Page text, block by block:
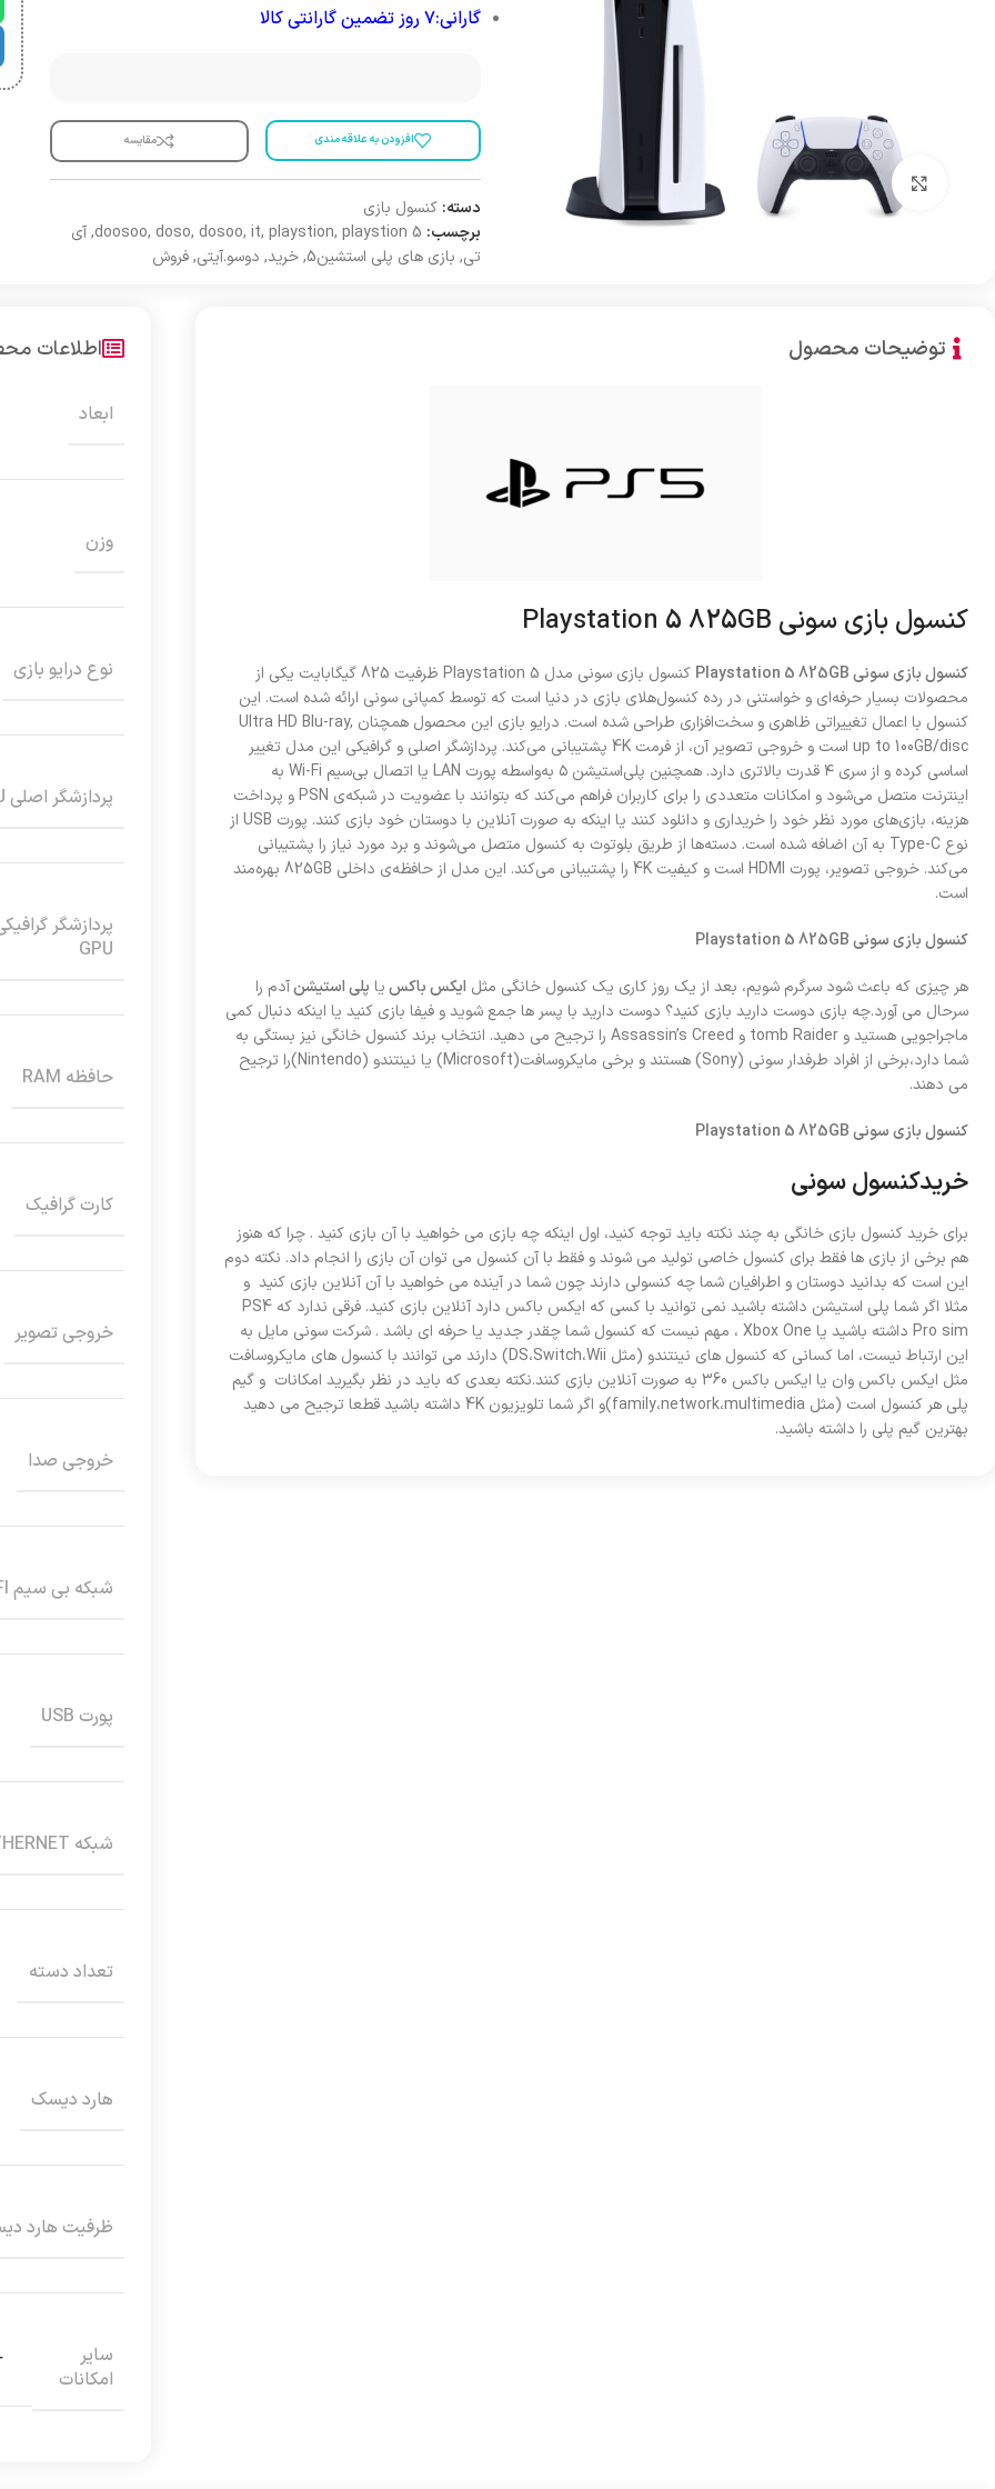
بزرگنمایی تصویر
گارانی:۷ روز تضمین گارانتی کالا
افزودن به علاقه مندی مقایسه
دسته: کنسول بازی
برچسب:
doosoo, doso, dosoo, it, playstion, playstion 5
, آی
تی, بازی های پلی استشین5 , خرید, دوسو.آیتی, فروش
توضیحات محصول
کنسول بازی سونی Playstation 5 825GB
کنسول بازی سونی Playstation 5 825GB
کنسول بازی سونی مدل Playstation 5 ظرفیت 825 گیگابایت یکی از
محصولات بسیار حرفه‌ای و خواستنی در رده کنسول‌هلای بازی در دنیا است که توسط کمپانی سونی ارائه شده است. این
کنسول با اعمال تغییراتی ظاهری و سخت‌افزاری طراحی شده است. درایو بازی این محصول همچنان Ultra HD Blu-ray,
up to 100GB/disc است و خروجی تصویر آن، از فرمت 4K پشتیبانی می‌کند. پردازشگر اصلی و گرافیکی این مدل تغییر
اساسی کرده و از سری ۴ قدرت بالاتری دارد. همچنین پلی‌استیشن ۵ به‌واسطه پورت LAN یا اتصال بی‌سیم Wi-Fi به
اینترنت متصل می‌شود و امکانات متعددی را برای کاربران فراهم می‌کند که بتوانند با عضویت در شبکه‌ی PSN و پرداخت
هزینه، بازی‌های مورد نظر خود را خریداری و دانلود کنند یا اینکه به صورت آنلاین با دوستان خود بازی کنند. پورت‌ USB از
نوع Type-C به آن اضافه شده است. دسته‌ها از طریق بلوتوث به کنسول متصل می‌شوند و برد مورد نیاز را پشتیبانی
می‌کند. خروجی تصویر، پورت HDMI است و کیفیت 4K را پشتیبانی می‌کند. این مدل از حافظه‌ی داخلی 825GB بهره‌مند
است.
کنسول بازی سونی Playstation 5 825GB
هر چیزی که باعث شود سرگرم شویم، بعد از یک روز کاری یک کنسول خانگی مثل ایکس باکسیا پلی استیشنآدم را
سرحال می آورد.چه بازی دوست دارید بازی کنید؟ دوست دارید با پسر ها جمع شوید و فیفا بازی کنید یا اینکه دنبال کمی
ماجراجویی هستید و tomb Raider و Assassin’s Creed را ترجیح می دهید. انتخاب برند کنسول خانگی نیز بستگی به
شما دارد،برخی از افراد طرفدار سونی (Sony) هستند و برخی مایکروسافت(Microsoft) یا نینتندو (Nintendo)را ترجیح
می دهند.
کنسول بازی سونی Playstation 5 825GB
خریدکنسول سونی
برای خرید کنسول بازی خانگی به چند نکته باید توجه کنید، اول اینکه چه بازی می خواهید با آن بازی کنید . چرا که هنوز
هم برخی از بازی ها فقط برای کنسول خاصی تولید می شوند و فقط با آن کنسول می توان آن بازی را انجام داد. نکته دوم
این است که بدانید دوستان و اطرافیان شما چه کنسولی دارند چون شما در آینده می خواهید با آن آنلاین بازی کنید و
مثلا اگر شما پلی استیشن داشته باشید نمی توانید با کسی که ایکس باکس دارد آنلاین بازی کنید. فرقی ندارد که PS4
Pro sim داشته باشید یا Xbox One ، مهم نیست که کنسول شما چقدر جدید یا حرفه ای باشد . شرکت سونی مایل به
این ارتباط نیست، اما کسانی که کنسول های نینتندو (مثل DS،Switch،Wii) دارند می توانند با کنسول های مایکروسافت
مثل ایکس باکس وان یا ایکس باکس 360 به صورت آنلاین بازی کنند.نکته بعدی که باید در نظر بگیرید امکانات و گیم
پلی هر کنسول است (مثل family،network،multimedia)و اگر شما تلویزیون 4K داشته باشید قطعا ترجیح می دهید
بهترین گیم پلی را داشته باشید.
اطلاعات
ابعاد
وزن
نوع درایو بازی
پردازشگر اصلی CPU
پردازشگر
GPU
حافظه RAM
کارت گرافیک
خروجی تصویر
خروجی صدا
شبکه بی سیم WI-FI
پورت USB
شبکه ETHERNET
تعداد دسته
هارد دیسک
ظرفیت هارد
سایر
امکانات